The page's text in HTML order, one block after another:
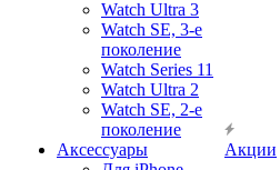
Watch Ultra 3
Watch SE, 3-е
поколение
Watch Series 11
Watch Ultra 2
Watch SE, 2-е
поколение
Аксессуары
Акции